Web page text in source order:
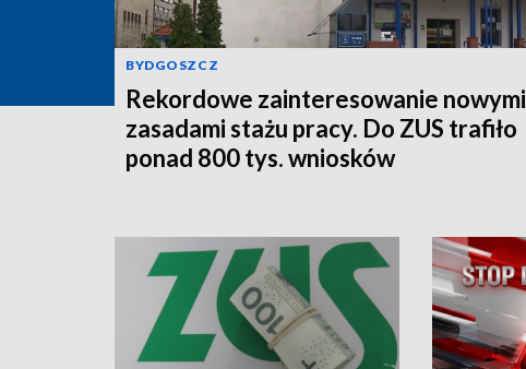
BYDGOSZCZ
Rekordowe zainteresowanie nowymi
zasadami stażu pracy. Do ZUS trafiło
ponad 800 tys. wniosków